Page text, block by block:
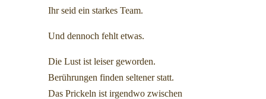
Ihr seid ein starkes Team.
Und dennoch fehlt etwas.
Die Lust ist leiser geworden.
Berührungen finden seltener statt.
Das Prickeln ist irgendwo zwischen